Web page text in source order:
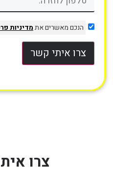
הנכם מאשרים אתמדיניות
צרו איתי קשר
צרו